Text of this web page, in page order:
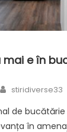
e în
Author
stiridiverse33
de
în